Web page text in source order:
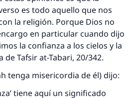
es todo aquello que nos
la religión. Porque Dios no
en particular cuando dijo
la confianza a los cielos y la
de Tafsir at-Tabari, 20/342.
tenga misericordia de él) dijo:
tiene aquí un significado
(MUSLIM, 1893)
Contribuir